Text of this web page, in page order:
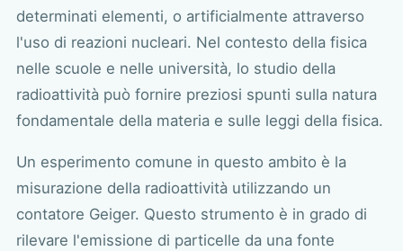
determinati elementi, o artificialmente attraverso
l'uso di reazioni nucleari. Nel contesto della fisica
nelle scuole e nelle università, lo studio della
radioattività può fornire preziosi spunti sulla natura
fondamentale della materia e sulle leggi della fisica.
Un esperimento comune in questo ambito è la
misurazione della radioattività utilizzando un
contatore Geiger. Questo strumento è in grado di
rilevare l'emissione di particelle da una fonte